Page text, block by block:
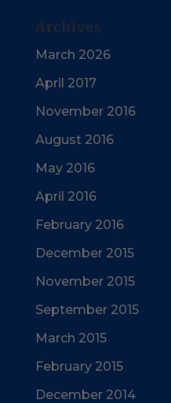
Archives
March 2026
April 2017
November 2016
August 2016
May 2016
April 2016
February 2016
December 2015
November 2015
September 2015
March 2015
February 2015
December 2014